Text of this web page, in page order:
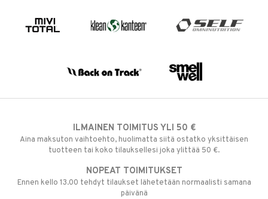
ILMAINEN TOIMITUS YLI 50 €
Aina maksuton vaihtoehto, huolimatta siitä ostatko yksittäisen
tuotteen tai koko tilauksellesi joka ylittää 50 €.
NOPEAT TOIMITUKSET
Ennen kello 13.00 tehdyt tilaukset lähetetään normaalisti samana
päivänä